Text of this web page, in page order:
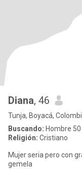
Diana, 46
Tunja, Boyacá,
Buscando: Hombre 50
Religión: Cristiano
Mujer seria pero con
gemela